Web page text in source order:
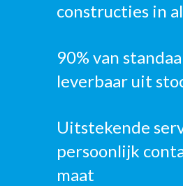
constructies in
90% van
leverbaar uit
Uitstekende
persoonlijk
maat